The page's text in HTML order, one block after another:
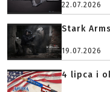
22.07.2026
Stark
19.07.2026
4 lipca i